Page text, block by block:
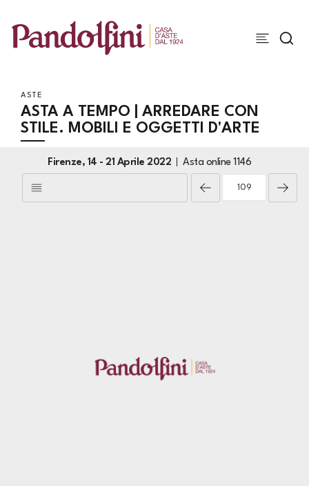
ASTE
ASTA A TEMPO | ARREDARE CON
STILE. MOBILI E OGGETTI D'ARTE
Firenze, 14 - 21 Aprile 2022 Asta online 1146